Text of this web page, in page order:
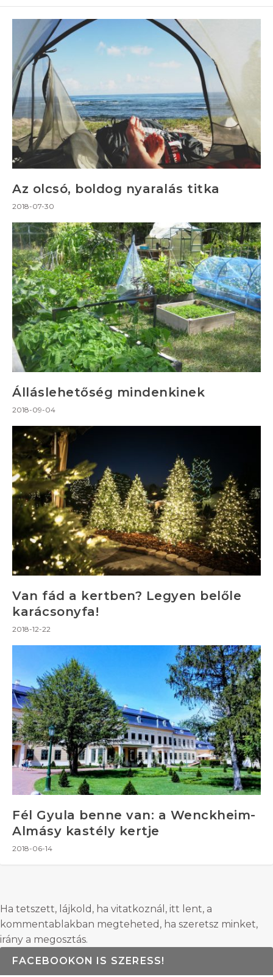
Az olcsó, boldog nyaralás titka
2018-07-30
Álláslehetőség mindenkinek
2018-09-04
Van fád a kertben? Legyen belőle
karácsonyfa!
2018-12-22
Fél Gyula benne van: a Wenckheim-
Almásy kastély kertje
2018-06-14
Ha tetszett, lájkold, ha vitatkoznál, itt lent, a
kommentablakban megteheted, ha szeretsz minket,
irány a megosztás.
FACEBOOKON IS SZERESS!